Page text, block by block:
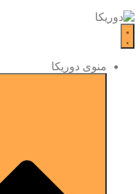
منوی دوریکا